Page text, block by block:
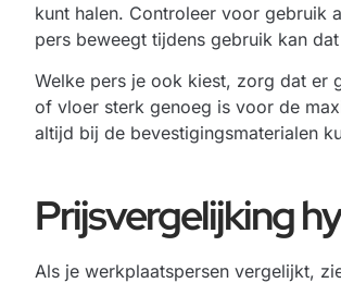
kunt halen. Controleer voor gebruik
pers beweegt tijdens gebruik kan
Welke pers je ook kiest, zorg dat er
of vloer sterk genoeg is voor de
altijd bij de bevestigingsmaterialen
Prijsvergelijking
Als je werkplaatspersen vergelijkt,